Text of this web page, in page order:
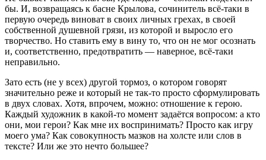
бы. И, возвращаясь к басне Крылова, сочинитель всё-таки в
первую очередь виноват в своих личных грехах, в своей
собственной душевной грязи, из которой и выросло его
творчество. Но ставить ему в вину то, что он не мог осознать
и, соответственно, предотвратить — наверное, всё-таки
неправильно.
Зато есть (не у всех) другой тормоз, о котором говорят
значительно реже и который не так-то просто сформулировать
в двух словах. Хотя, впрочем, можно: отношение к герою.
Каждый художник в какой-то момент задаётся вопросом: а кто
они, мои герои? Как мне их воспринимать? Просто как игру
моего ума? Как совокупность мазков на холсте или слов в
тексте? Или же это нечто большее?